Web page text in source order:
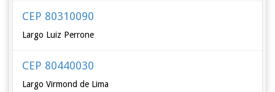
CEP 80310090
Largo Luiz Perrone
CEP 80440030
Largo Virmond de Lima